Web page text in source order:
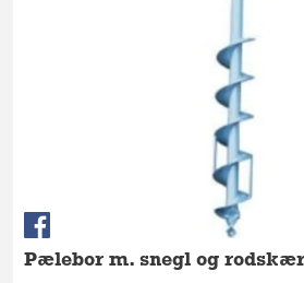
Pælebor m. snegl og